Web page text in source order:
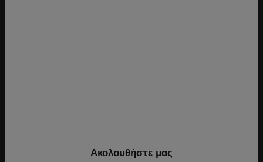
Ακολουθήστε μας